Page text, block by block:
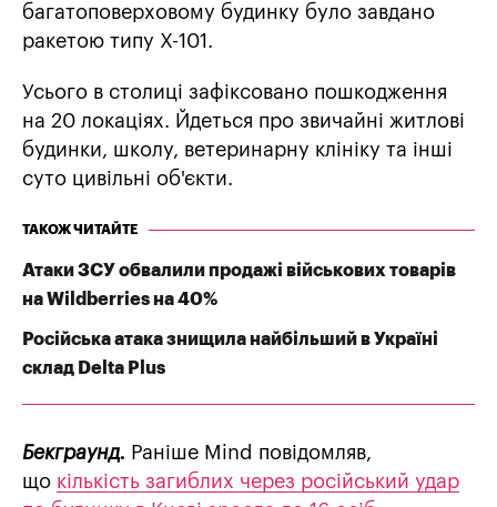
багатоповерховому будинку було завдано
ракетою типу Х-101.
Усього в столиці зафіксовано пошкодження
на 20 локаціях. Йдеться про звичайні житлові
будинки, школу, ветеринарну клініку та інші
суто цивільні об'єкти.
ТАКОЖ ЧИТАЙТЕ
Атаки ЗСУ обвалили продажі військових товарів
на Wildberries на 40%
Російська атака знищила найбільший в Україні
склад Delta Plus
Бекграунд. Раніше Mind повідомляв,
що кількість загиблих через російський удар